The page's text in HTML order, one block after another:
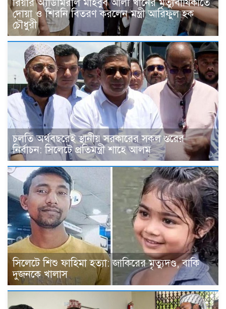
রিয়ার অ্যাডমিরাল মাহবুব আলী খানের মৃত্যুবার্ষিকীতে
দোয়া ও শিরনি বিতরণ করলেন মন্ত্রী আরিফুল হক
চৌধুরী
চলতি অর্থবছরেই স্থানীয় সরকারের সকল স্তরের
নির্বাচন: সিলেটে প্রতিমন্ত্রী শাহে আলম
সিলেটে শিশু ফাহিমা হত্যা: জাকিরের মৃত্যুদণ্ড, বাকি
দুজনকে খালাস